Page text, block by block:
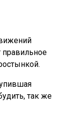
правильное
так же